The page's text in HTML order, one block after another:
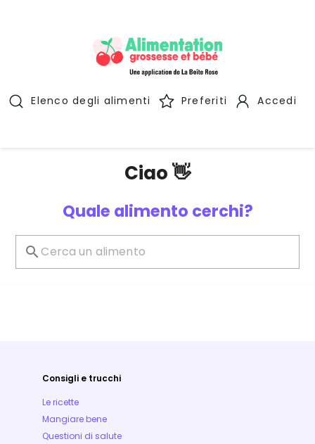
Elenco degli alimenti Preferiti Accedi
Ciao 👋
Quale alimento cerchi?
Consigli e trucchi
Le ricette
Mangiare bene
Questioni di salute